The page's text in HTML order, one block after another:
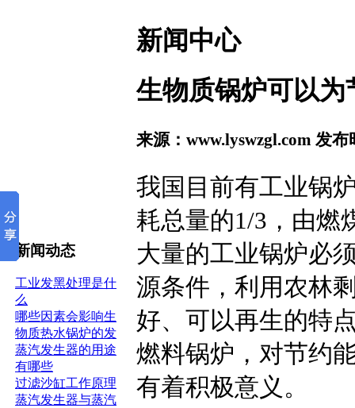
新闻动态
工业发黑处理是什
么
哪些因素会影响生
物质热水锅炉的发
蒸汽发生器的用途
有哪些
过滤沙缸工作原理
蒸汽发生器与蒸汽
新闻中心
生物质锅炉可以
来源：www.lyswzgl.com 发布
我国目前有工业锅
耗总量的1/3，由燃
大量的工业锅炉必
源条件，利用农林
好、可以再生的特
燃料锅炉，对节约
有着积极意义。